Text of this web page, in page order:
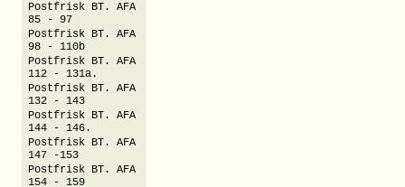
Postfrisk BT. AFA
85 - 97
Postfrisk BT. AFA
98 - 110b
Postfrisk BT. AFA
112 - 131a.
Postfrisk BT. AFA
132 - 143
Postfrisk BT. AFA
144 - 146.
Postfrisk BT. AFA
147 -153
Postfrisk BT. AFA
154 - 159